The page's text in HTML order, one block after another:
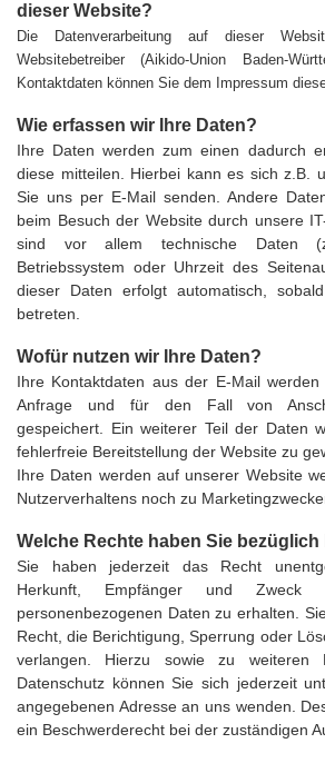
dieser Website?
Die Datenverarbeitung auf dieser
Websitebetreiber (Aikido-Union Baden-
Kontaktdaten können Sie dem Impressum
Wie erfassen wir Ihre Daten?
Ihre Daten werden zum einen dadurch
diese mitteilen. Hierbei kann es sich z.B.
Sie uns per E-Mail senden. Andere
beim Besuch der Website durch unsere
sind vor allem technische Daten
Betriebssystem oder Uhrzeit des
dieser Daten erfolgt automatisch,
betreten.
Wofür nutzen wir Ihre Daten?
Ihre Kontaktdaten aus der E-Mail
Anfrage und für den Fall von
gespeichert. Ein weiterer Teil der Daten
fehlerfreie Bereitstellung der Website zu
Ihre Daten werden auf unserer Website
Nutzerverhaltens noch zu
Welche Rechte haben Sie bezüglich
Sie haben jederzeit das Recht
Herkunft, Empfänger und Zweck
personenbezogenen Daten zu erhalten.
Recht, die Berichtigung, Sperrung oder
verlangen. Hierzu sowie zu weiteren
Datenschutz können Sie sich jederzeit
angegebenen Adresse an uns wenden.
ein Beschwerderecht bei der zuständigen